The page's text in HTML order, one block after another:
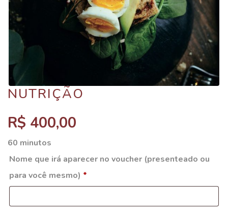
NUTRIÇÃO
R$ 400,00
60 minutos
Nome que irá aparecer no voucher (presenteado ou
para você mesmo) *